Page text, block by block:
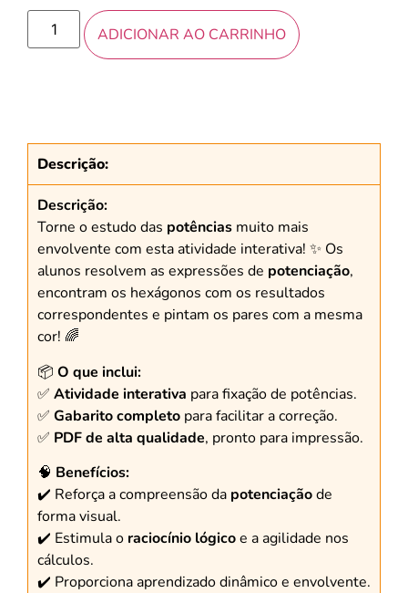
ADICIONAR AO CARRINHO
Descrição:
Descrição:
Torne o estudo das potências muito mais
envolvente com esta atividade interativa! ✨ Os
alunos resolvem as expressões de potenciação,
encontram os hexágonos com os resultados
correspondentes e pintam os pares com a mesma
cor! 🌈
📦 O que inclui:
✅ Atividade interativa para fixação de potências.
✅ Gabarito completo para facilitar a correção.
✅ PDF de alta qualidade, pronto para impressão.
🧠 Benefícios:
✔️ Reforça a compreensão da potenciaçãode
forma visual.
✔️ Estimula o raciocínio lógicoe a agilidade nos
cálculos.
✔️ Proporciona aprendizado dinâmico e envolvente.